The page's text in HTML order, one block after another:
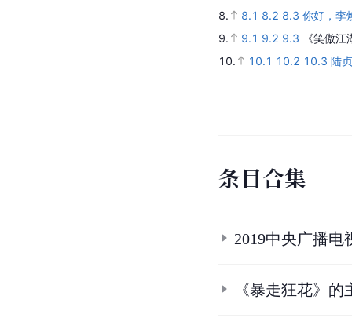
8.
8.1 8.2 8.3 你好，李
9.
9.1 9.2 9.3
《笑傲
10.
10.1 10.2 10.3 陆
条目合集
2019中央广播电
《暴走狂花》的